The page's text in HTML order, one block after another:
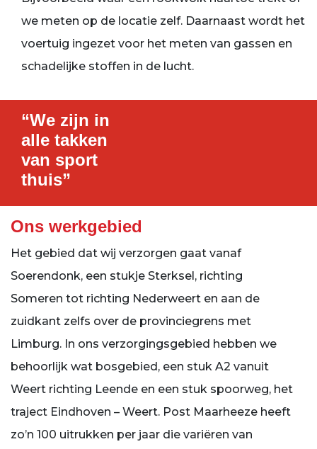
we meten op de locatie zelf. Daarnaast wordt het
voertuig ingezet voor het meten van gassen en
schadelijke stoffen in de lucht.
“We zijn in
alle takken
van sport
thuis”
Ons werkgebied
Het gebied dat wij verzorgen gaat vanaf
Soerendonk, een stukje Sterksel, richting
Someren tot richting Nederweert en aan de
zuidkant zelfs over de provinciegrens met
Limburg. In ons verzorgingsgebied hebben we
behoorlijk wat bosgebied, een stuk A2 vanuit
Weert richting Leende en een stuk spoorweg, het
traject Eindhoven – Weert. Post Maarheeze heeft
zo’n 100 uitrukken per jaar die variëren van